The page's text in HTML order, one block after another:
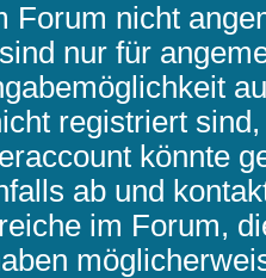
Forum nicht
nur für
registriert
könnte
ab und
im Forum,